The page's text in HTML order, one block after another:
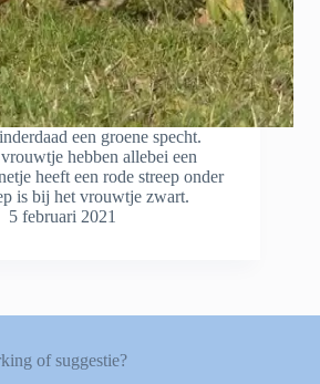
een groene specht.
hebben allebei een
heeft een rode streep onder
is bij het vrouwtje zwart.
5 februari 2021
of suggestie?